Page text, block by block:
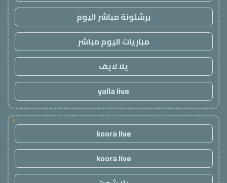
برشلونة مباشر اليوم
مباريات اليوم مباشر
يلا لايف
yalla live
!
koora live
koora live